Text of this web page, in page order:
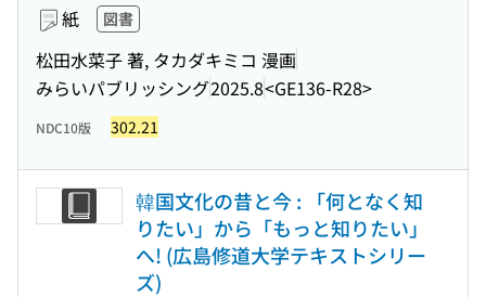
紙 図書
松田水菜子 著, タカダキミコ 漫画
みらいパブリッシング2025.8<GE136-R28>
NDC10版 302.21
韓国文化の昔と今 : 「何となく知
りたい」から「もっと知りたい」
へ! (広島修道大学テキストシリー
ズ)